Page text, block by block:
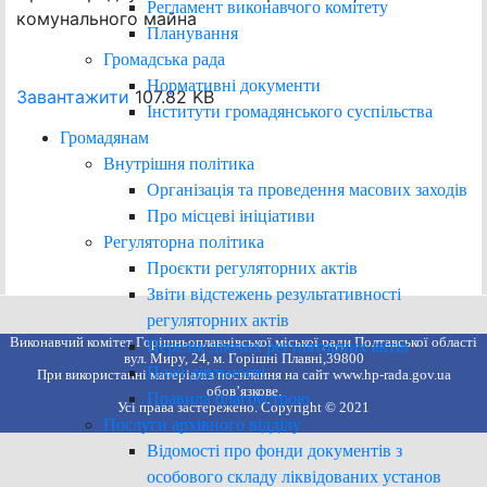
Регламент виконавчого комітету
Планування
Громадська рада
Нормативні документи
Інститути громадянського суспільства
Громадянам
Внутрішня політика
Організація та проведення масових заходів
Про місцеві ініціативи
Регуляторна політика
Проєкти регуляторних актів
Звіти відстежень результативності
регуляторних актів
Перелік діючих регуляторних актів
План діяльності
Правила благоустрою
Послуги архівного відділу
Відомості про фонди документів з
особового складу ліквідованих установ
комунального майна
Завантажити 107.82 KB
Виконавчий комітет Горішньоплавнівської міської ради Полтавської області
вул. Миру, 24, м. Горішні Плавні,39800
При використанні матеріалів посилання на сайт www.hp-rada.gov.ua
обов’язкове.
Усі права застережено. Copyright © 2021